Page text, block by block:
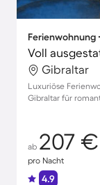
Ferienwohnung
Gibraltar
Luxuriöse
Gibraltar für
ab 207 €
pro Nacht
4.9